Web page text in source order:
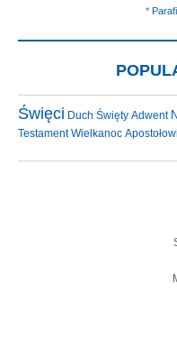
*
Święci Duch Święty Adwent
Testament Wielkanoc